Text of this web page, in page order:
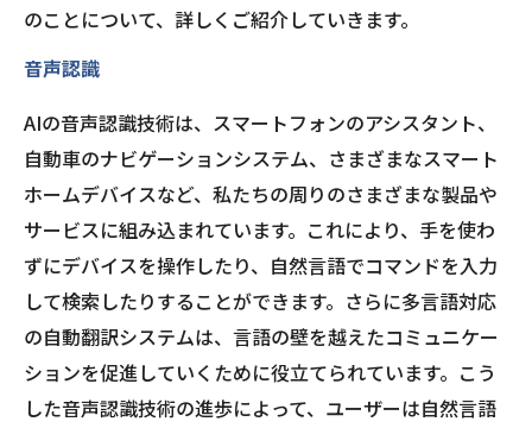
のことについて、詳しくご紹介していきます。
音声認識
AIの音声認識技術は、スマートフォンのアシスタント、
自動車のナビゲーションシステム、さまざまなスマート
ホームデバイスなど、私たちの周りのさまざまな製品や
サービスに組み込まれています。これにより、手を使わ
ずにデバイスを操作したり、自然言語でコマンドを入力
して検索したりすることができます。さらに多言語対応
の自動翻訳システムは、言語の壁を越えたコミュニケー
ションを促進していくために役立てられています。こう
した音声認識技術の進歩によって、ユーザーは自然言語